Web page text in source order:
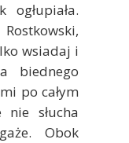
wsiadaj i
biednego
po całym
nie słucha
Obok